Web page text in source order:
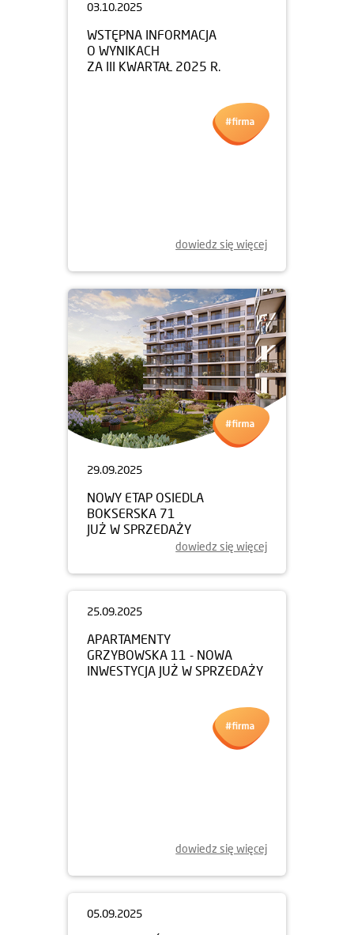
03.10.2025
WSTĘPNA INFORMACJA
O WYNIKACH
ZA III KWARTAŁ 2025 R.
dowiedz się więcej
29.09.2025
NOWY ETAP OSIEDLA
BOKSERSKA 71
JUŻ W SPRZEDAŻY
dowiedz się więcej
dowiedz się więcej
05.09.2025